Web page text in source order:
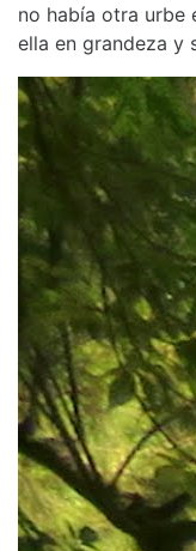
no había otra urbe
ella en grandeza y